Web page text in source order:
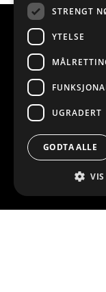
STRENGT
YTELSE
UGRADERT
GODTA ALLE
VIS